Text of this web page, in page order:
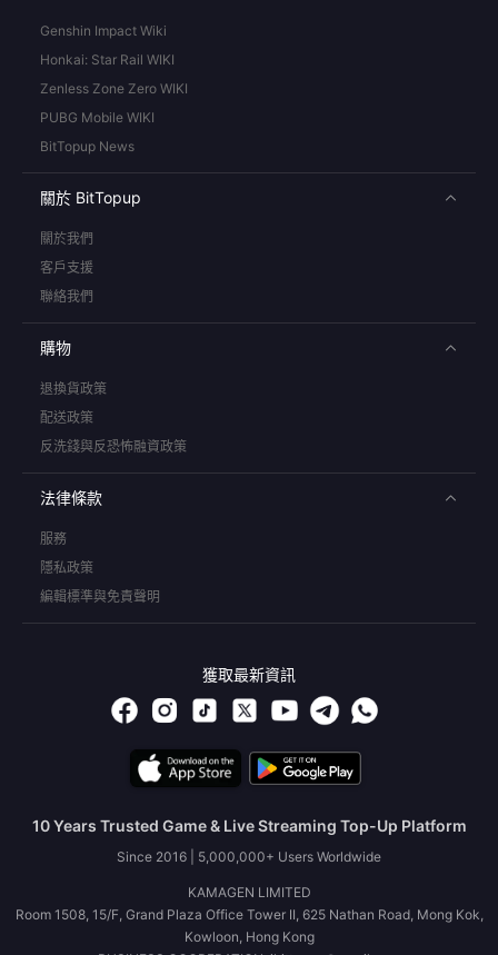
Genshin Impact Wiki
Honkai: Star Rail WIKI
Zenless Zone Zero WIKI
PUBG Mobile WIKI
BitTopup News
關於 BitTopup
關於我們
客戶支援
聯絡我們
購物
退換貨政策
配送政策
反洗錢與反恐怖融資政策
法律條款
服務
隱私政策
編輯標準與免責聲明
獲取最新資訊
10 Years Trusted Game & Live Streaming Top-Up Platform
Since 2016 | 5,000,000+ Users Worldwide
KAMAGEN LIMITED
Room 1508, 15/F, Grand Plaza Office Tower II, 625 Nathan Road, Mong Kok,
Kowloon, Hong Kong